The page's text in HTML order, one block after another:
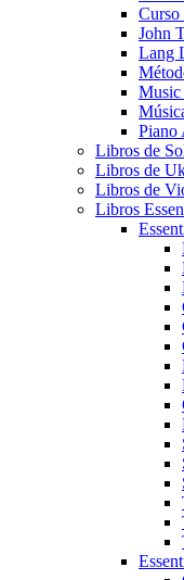
Curso
John
Lang
Piano
Libros de
Libros de
Libros de
Libros